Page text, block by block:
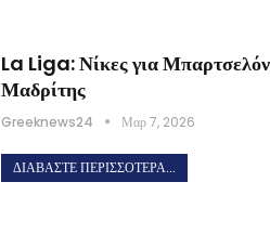
La Liga: Νίκες για
Μαδρίτης
Greeknews24 Μαρ 7, 2026
ΔΙΑΒΆΣΤΕ ΠΕΡΙΣΣΌΤΕΡΑ...